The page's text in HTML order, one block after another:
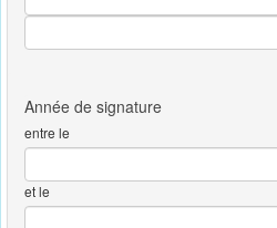
entre le
et le